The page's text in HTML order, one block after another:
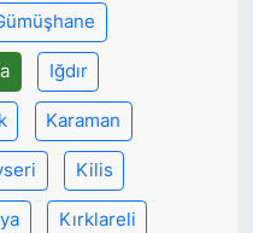
Iğdır
Karaman
Kilis
Kırklareli